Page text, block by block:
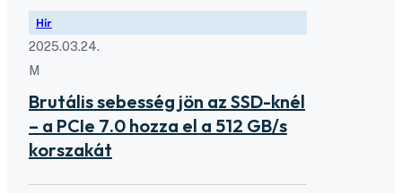
Hír
2025.03.24.
M
Brutális sebesség jön az SSD-knél
– a PCIe 7.0 hozza el a 512 GB/s
korszakát